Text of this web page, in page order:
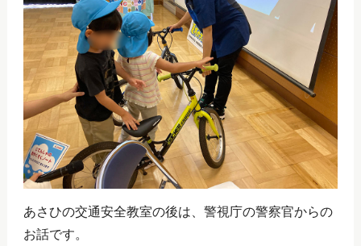
あさひの交通安全教室の後は、警視庁の警察官からの
お話です。